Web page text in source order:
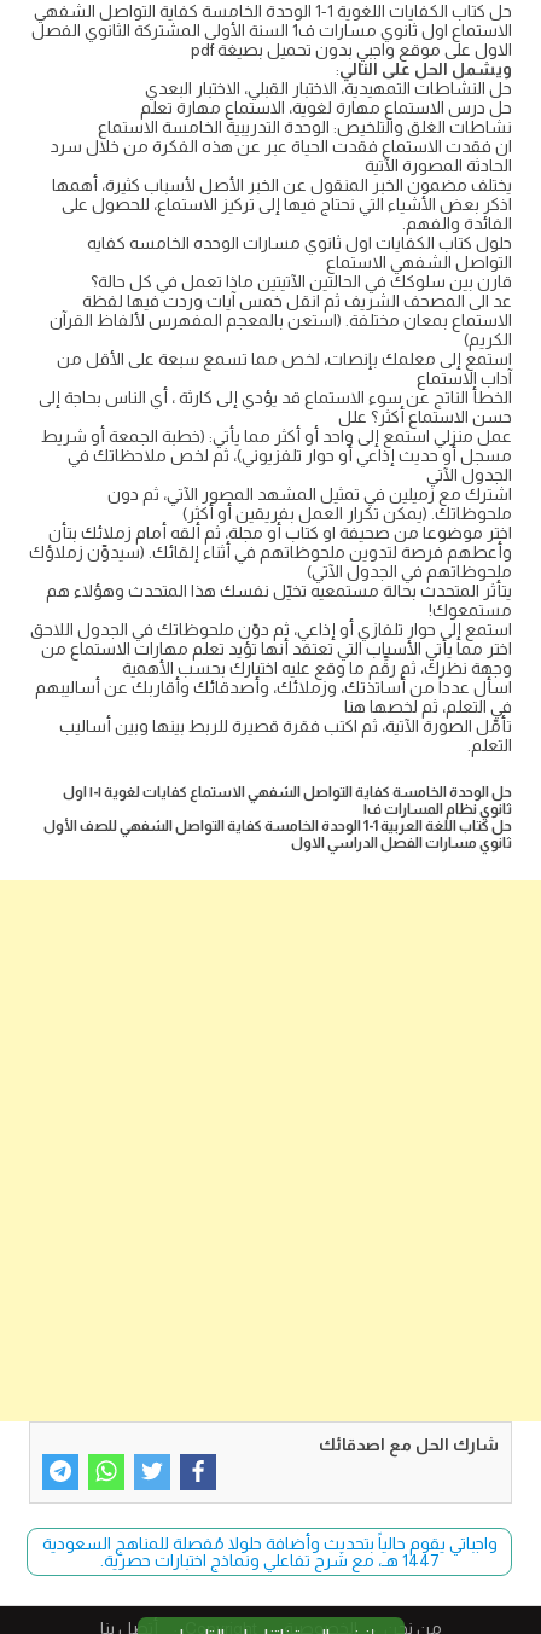
حل كتاب الكفايات اللغوية 1-1 الوحدة الخامسة كفاية التواصل الشفهي
الاستماع اول ثانوي مسارات ف1 السنة الأولى المشتركة الثانوي الفصل
الاول على موقع واجبي بدون تحميل بصيغة pdf
ويشمل الحل على التالي:
حل النشاطات التمهيدية، الاختبار القبلي، الاختبار البعدي
حل درس الاستماع مهارة لغوية، الاستماع مهارة تعلم
نشاطات الغلق والتلخيص: الوحدة التدريبية الخامسة الاستماع
ان فقدت الاستماع فقدت الحياة عبر عن هذه الفكرة من خلال سرد
الحادثة المصورة الآتية
يختلف مضمون الخبر المنقول عن الخبر الأصل لأسباب كثيرة، أهمها
اذكر بعض الأشياء التي نحتاج فيها إلى تركيز الاستماع، للحصول على
الفائدة والفهم.
حلول كتاب الكفايات اول ثانوي مسارات الوحده الخامسه كفايه
التواصل الشفهي الاستماع
قارن بين سلوكك في الحالتين الآتيتين ماذا تعمل في كل حالة؟
عد الى المصحف الشريف ثم انقل خمس آيات وردت فيها لفظة
الاستماع بمعان مختلفة. (استعن بالمعجم المفهرس لألفاظ القرآن
الكريم)
استمع إلى معلمك بإنصات، لخص مما تسمع سبعة على الأقل من
آداب الاستماع
الخطأ الناتج عن سوء الاستماع قد يؤدي إلى كارثة ، أي الناس بحاجة إلى
حسن الاستماع أكثر؟ علل
عمل منزلي استمع إلى واحد أو أكثر مما يأتي: (خطبة الجمعة أو شريط
مسجل أو حديث إذاعي أو حوار تلفزيوني)، ثم لخص ملاحظاتك في
الجدول الآتي
اشترك مع زميلين في تمثيل المشهد المصور الآتي، ثم دون
ملحوظاتك. (يمكن تكرار العمل بفريقين أو أكثر)
اختر موضوعا من صحيفة او كتاب أو مجلة، ثم ألقه أمام زملائك بتأن
وأعطهم فرصة لتدوين ملحوظاتهم في أثناء إلقائك. (سيدوِّن زملاؤك
ملحوظاتهم في الجدول الآتي)
يتأثر المتحدث بحالة مستمعيه تخيّل نفسك هذا المتحدث وهؤلاء هم
مستمعوك!
استمع إلى حوار تلفازي أو إذاعي، ثم دوّن ملحوظاتك في الجدول اللاحق
اختر مما يأتي الأسباب التي تعتقد أنها تؤيد تعلم مهارات الاستماع من
وجهة نظرك، ثم رقِّم ما وقع عليه اختيارك بحسب الأهمية
اسأل عدداً من أساتذتك، وزملائك، وأصدقائك وأقاربك عن أساليبهم
في التعلم، ثم لخصها هنا
تأمّل الصورة الآتية، ثم اكتب فقرة قصيرة للربط بينها وبين أساليب
التعلم.
حل الوحدة الخامسة كفاية التواصل الشفهي الاستماع كفايات لغوية ١-١ اول
ثانوي نظام المسارات ف١
حل كتاب اللغة العربية 1-1 الوحدة الخامسة كفاية التواصل الشفهي للصف الأول
ثانوي مسارات الفصل الدراسي الاول
شارك الحل مع اصدقائك
واجباتي يقوم حالياً بتحديث وأضافة حلولا مُفصلة للمناهج السعودية
1447 هـ، مع شرح تفاعلي ونماذج اختبارات حصرية.
من نحن الخصوصية Copyright​ أتصل بنا